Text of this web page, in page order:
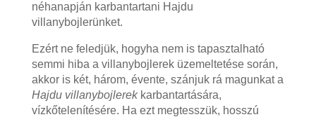
néhanapján karbantartani Hajdu
villanybojlerünket.
Ezért ne feledjük, hogyha nem is tapasztalható
semmi hiba a villanybojlerek üzemeltetése során,
akkor is két, három, évente, szánjuk rá magunkat a
Hajdu villanybojlerekkarbantartására,
vízkőtelenítésére. Ha ezt megtesszük, hosszú